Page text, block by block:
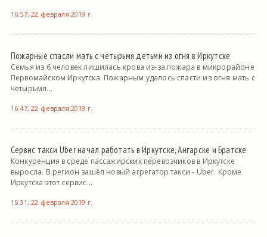
16:57, 22 февраля 2019 г.
Пожарные спасли мать с четырьмя детьми из огня в Иркутске
Семья из 6 человек лишилась крова из-за пожара в микрорайоне
Первомайском Иркутска. Пожарным удалось спасти из огня мать с
четырьмя...
16:47, 22 февраля 2019 г.
Сервис такси Uber начал работать в Иркутске, Ангарске и Братске
Конкуренция в среде пассажирских перевозчиков в Иркутске
выросла. В регион зашёл новый агрегатор такси - Uber. Кроме
Иркутска этот сервис...
15:31, 22 февраля 2019 г.